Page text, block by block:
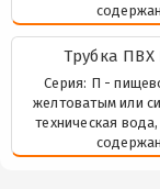
Трубка ПВХ
Серия: П -
желтоватым или
техническая